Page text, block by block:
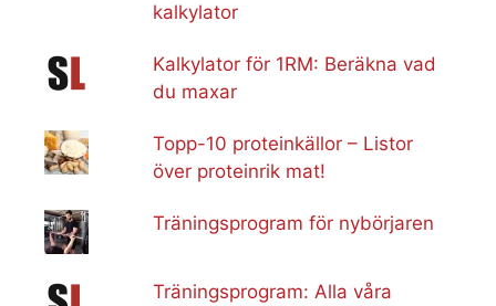
kalkylator
Kalkylator för 1RM: Beräkna vad
du maxar
Topp-10 proteinkällor – Listor
över proteinrik mat!
Träningsprogram för nybörjaren
Träningsprogram: Alla våra